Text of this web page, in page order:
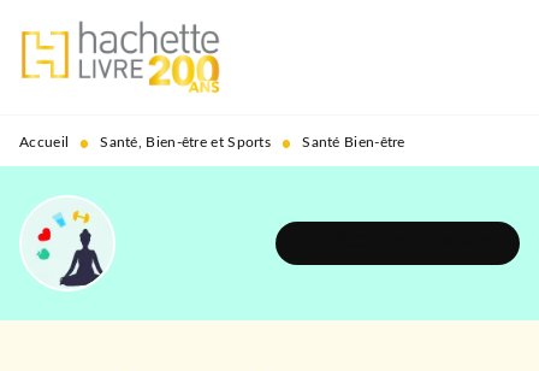
MENU RECHERCHE
PIED DE PAGE
Accueil • Santé, Bien-être et Sports • Santé Bien-être